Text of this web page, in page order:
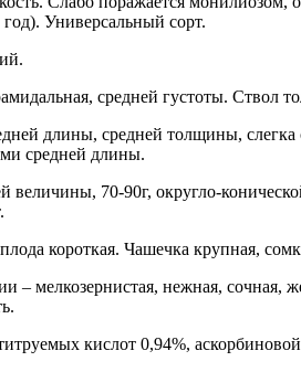
Универсальный сорт.
средней густоты. Ствол
длины, средней толщины,
средней длины.
70-90г, округло-
короткая. Чашечка крупная,
– мелкозернистая, нежная, сочная,
кислот 0,94%,